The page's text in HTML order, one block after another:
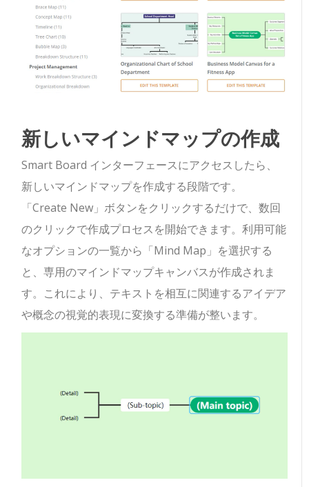
新しいマインドマップの作成
Smart Board インターフェースにアクセスしたら、
新しいマインドマップを作成する段階です。
「Create New」ボタンをクリックするだけで、数回
のクリックで作成プロセスを開始できます。利用可能
なオプションの一覧から「Mind Map」を選択する
と、専用のマインドマップキャンバスが作成されま
す。これにより、テキストを相互に関連するアイデア
や概念の視覚的表現に変換する準備が整います。